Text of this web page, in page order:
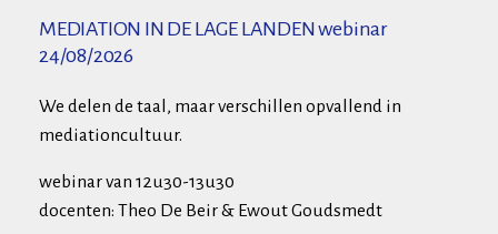
MEDIATION IN DE LAGE LANDEN webinar
24/08/2026
We delen de taal, maar verschillen opvallend in
mediationcultuur.
webinar van 12u30-13u30
docenten: Theo De Beir & Ewout Goudsmedt